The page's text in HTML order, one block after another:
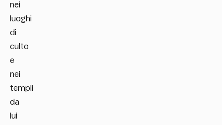
nei
luoghi
di
culto
e
nei
templi
da
lui